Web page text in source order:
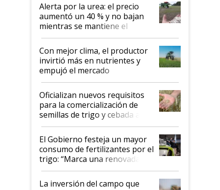
Alerta por la urea: el precio
aumentó un 40 % y no bajan
mientras se mantiene el
conflicto en Medio Oriente
Con mejor clima, el productor
invirtió más en nutrientes y
empujó el mercado
Oficializan nuevos requisitos
para la comercialización de
semillas de trigo y cebada a
granel
El Gobierno festeja un mayor
consumo de fertilizantes por el
trigo: “Marca una renovada
confianza de los productores”
La inversión del campo que